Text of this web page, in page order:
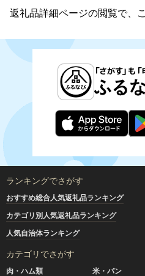
返礼品詳細ページの閲覧で、
ランキングでさがす
おすすめ総合人気返礼品ランキング
カテゴリ別人気返礼品ランキング
人気自治体ランキング
カテゴリでさがす
肉・ハム類 米・パン